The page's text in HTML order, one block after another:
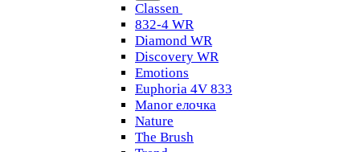
Classen
832-4 WR
Diamond WR
Discovery WR
Emotions
Euphoria 4V 833
Manor елочка
Nature
The Brush